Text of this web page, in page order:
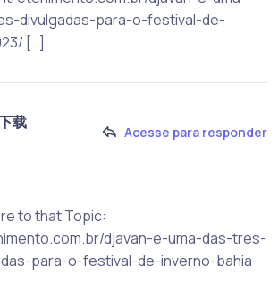
divulgadas-para-o-festival-de-
[…]
载
Acesse para responder
to that Topic:
djavan-e-uma-das-tres-
para-o-festival-de-inverno-bahia-